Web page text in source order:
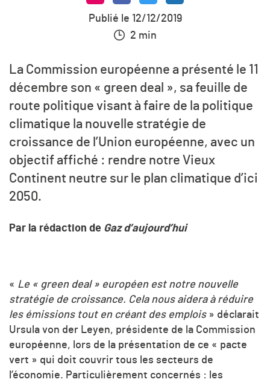
Publié le 12/12/2019
2 min
La Commission européenne a présenté le 11
décembre son « green deal », sa feuille de
route politique visant à faire de la politique
climatique la nouvelle stratégie de
croissance de l’Union européenne, avec un
objectif affiché : rendre notre Vieux
Continent neutre sur le plan climatique d’ici
2050.
Par la rédaction de Gaz d’aujourd’hui
« Le « green deal » européen est notre nouvelle
stratégie de croissance. Cela nous aidera à réduire
les émissions tout en créant des emplois» déclarait
Ursula von der Leyen, présidente de la Commission
européenne, lors de la présentation de ce « pacte
vert » qui doit couvrir tous les secteurs de
l’économie. Particulièrement concernés : les